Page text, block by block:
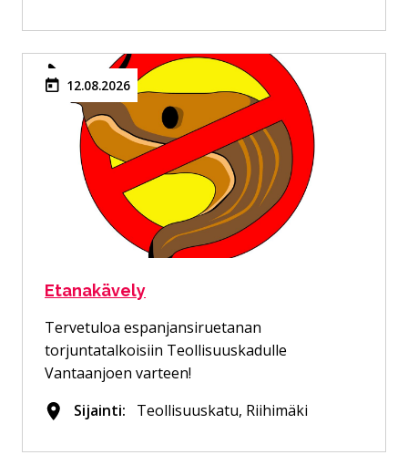
12.08.2026
Etanakävely
Tervetuloa espanjansiruetanan
torjuntatalkoisiin Teollisuuskadulle
Vantaanjoen varteen!
Sijainti:
Teollisuuskatu, Riihimäki